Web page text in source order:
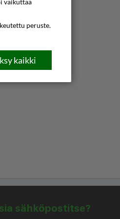
sähköpostitse?
vaikuttaa
peruste.
kaikki